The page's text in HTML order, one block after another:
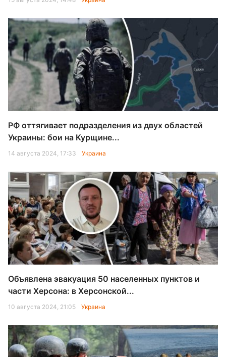
РФ оттягивает подразделения из двух областей
Украины: бои на Курщине...
14 августа 2024, 17:33 Украина
Объявлена эвакуация 50 населенных пунктов и
части Херсона: в Херсонской...
10 августа 2024, 21:05 Украина